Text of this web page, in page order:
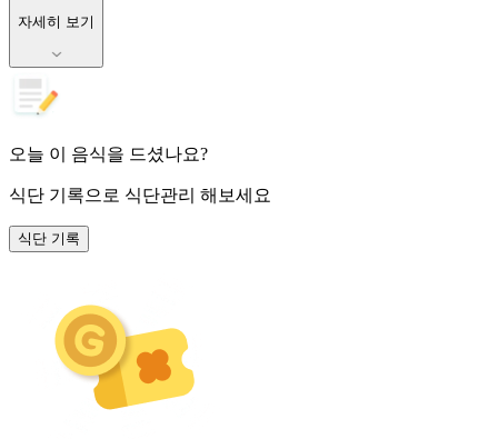
자세히 보기
오늘 이 음식을 드셨나요?
식단 기록으로 식단관리 해보세요
식단 기록